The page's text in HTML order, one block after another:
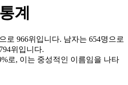
계
로 966위입니다. 남자는 654명으로
위입니다.
%로, 이는 중성적인 이름임을 나타